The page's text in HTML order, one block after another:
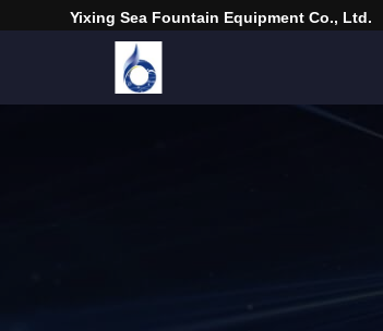
Yixing Sea Fountain Equipment Co., Ltd.